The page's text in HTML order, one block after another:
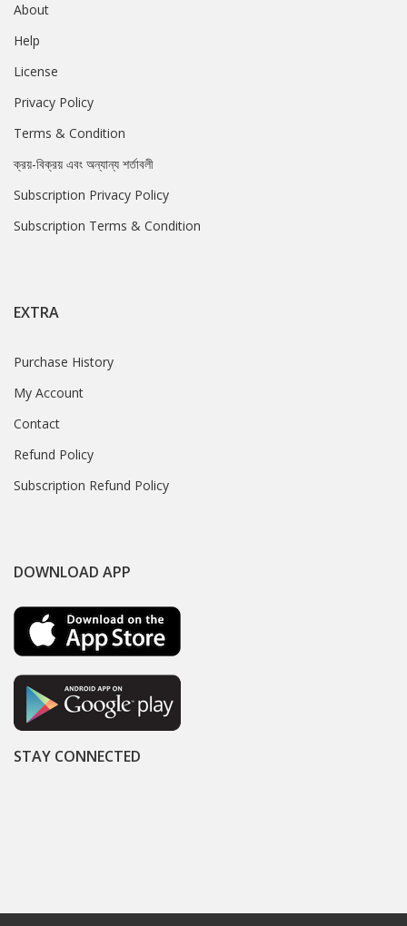
About
Help
License
Privacy Policy
Terms & Condition
ক্রয়-বিক্রয় এবং অন্যান্য শর্তাবলী
Subscription Privacy Policy
Subscription Terms & Condition
EXTRA
Purchase History
My Account
Contact
Refund Policy
Subscription Refund Policy
DOWNLOAD APP
STAY CONNECTED